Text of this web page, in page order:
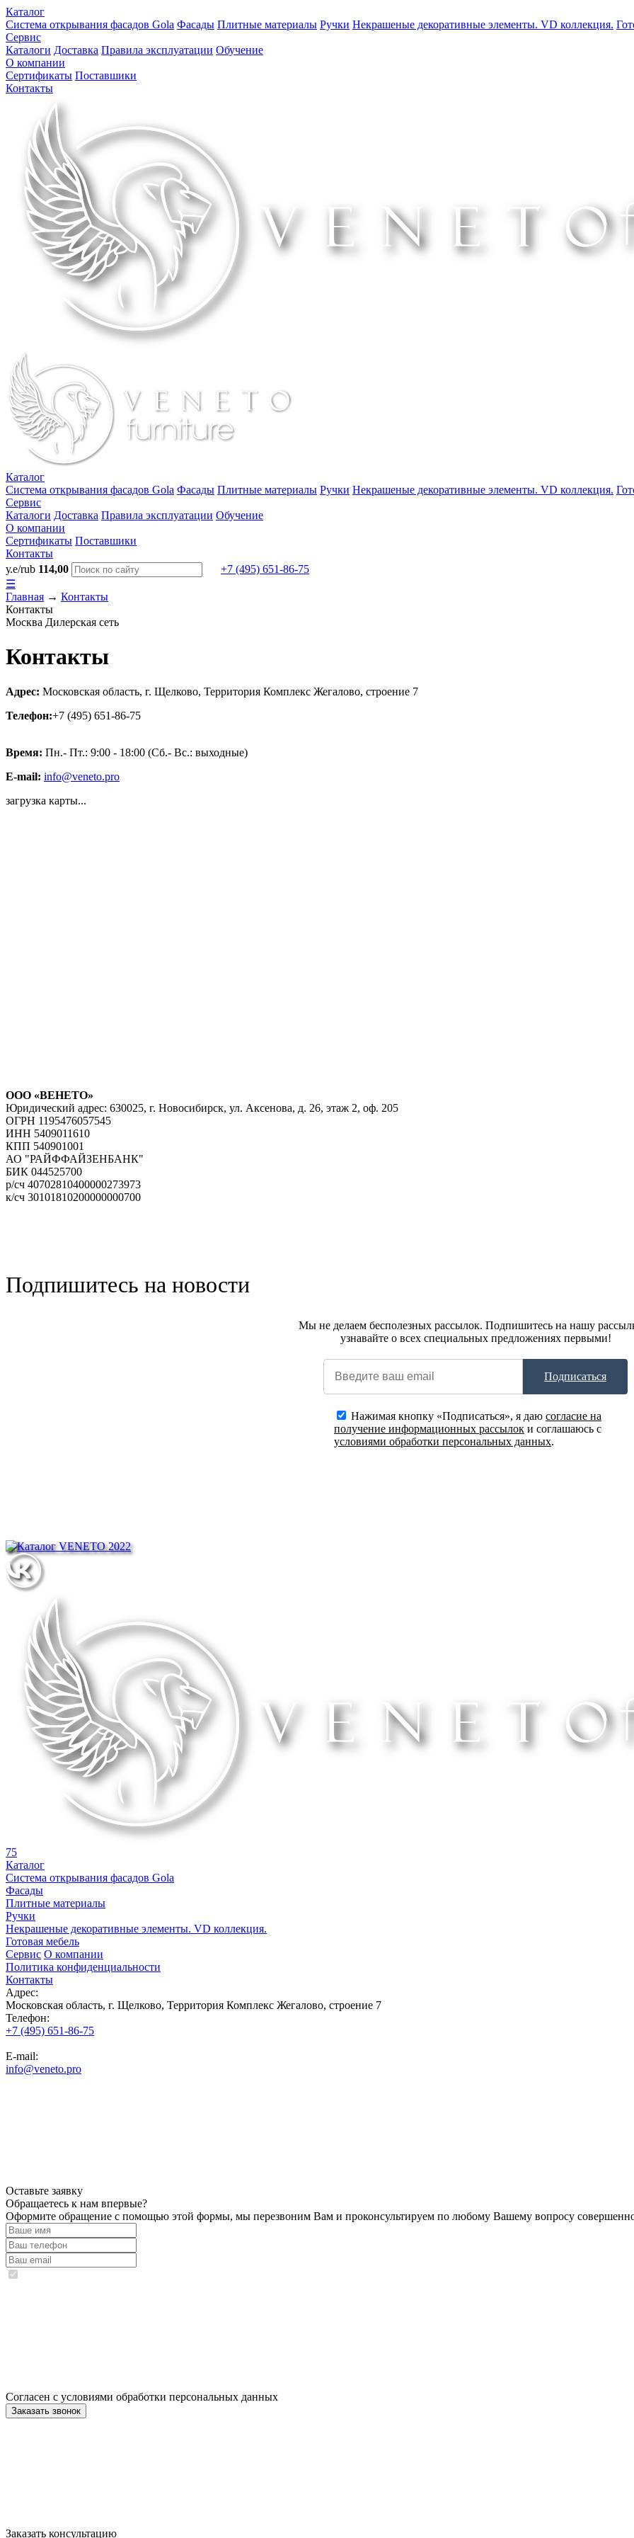
Каталог
Система открывания фасадов Gola Фасады Плитные материалы Ручки Некрашеные декоративные элементы. VD коллекция.
Сервис
Каталоги Доставка Правила эксплуатации Обучение
О компании
Сертификаты Поставшики
Контакты
Каталог
Система открывания фасадов Gola Фасады Плитные материалы Ручки Некрашеные декоративные элементы. VD коллекция.
Сервис
Каталоги Доставка Правила эксплуатации Обучение
О компании
Сертификаты Поставшики
Контакты
у.е/rub 114,00
+7 (495) 651-86-75
☰
Главная → Контакты
Контакты
Москва Дилерская сеть
Контакты
Адрес: Московская область, г. Щелково, Территория Комплекс Жегалово, строение 7
Телефон:+7 (495) 651-86-75
Время: Пн.- Пт.: 9:00 - 18:00 (Сб.- Вс.: выходные)
E-mail: info@veneto.pro
загрузка карты...
ООО «ВЕНЕТО»
Юридический адрес: 630025, г. Новосибирск, ул. Аксенова, д. 26, этаж 2, оф. 205
ОГРН 1195476057545
ИНН 5409011610
КПП 540901001
АО "РАЙФФАЙЗЕНБАНК"
БИК 044525700
р/сч 40702810400000273973
к/сч 30101810200000000700
Подпишитесь на новости
Мы не делаем бесполезных рассылок. Подпишитесь на нашу
узнавайте о всех специальных предложениях первыми!
Подписаться
Нажимая кнопку «Подписаться», я даю согласие на
получение информационных рассылок и соглашаюсь с
условиями обработки персональных данных.
75
Каталог
Система открывания фасадов Gola
Фасады
Плитные материалы
Ручки
Некрашеные декоративные элементы. VD коллекция.
Готовая мебель
Сервис О компании
Политика конфиденциальности
Контакты
Адрес:
Московская область, г. Щелково, Территория Комплекс Жегалово, строение 7
Телефон:
+7 (495) 651-86-75
E-mail:
info@veneto.pro
Оставьте заявку
Обращаетесь к нам впервые?
Оформите обращение с помощью этой формы, мы перезвоним Вам и проконсультируем по любому Вашему вопросу
Согласен с условиями обработки персональных данных
Заказать консультацию